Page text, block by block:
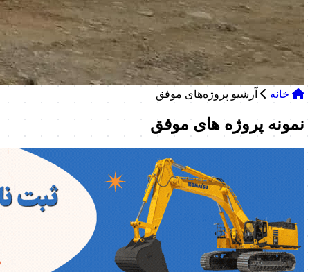
خانه آرشیو پروژه‌های موفق
نمونه پروژه های موفق